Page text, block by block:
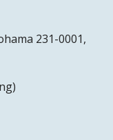
231-0001,